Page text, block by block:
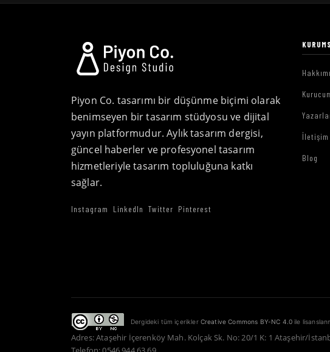
Piyon Co. tasarımı bir düşünme biçimi olarak
benimseyen bir tasarım stüdyosu ve dijital
yayın platformudur. Aylık tasarım dergisi,
güncel haberler ve profesyonel tasarım
hizmetleriyle tasarım topluluğuna katkı
sağlar.
Instagram LinkedIn Twitter Pinterest
İletişim
Blog
Dergideki tüm içerikler Creative Commons BY-NC 4.0 ile
Adres: Ataşehir İçerenköy Mah. Kolçak Sk. No: 20/1 K: 1 Ataşehir/